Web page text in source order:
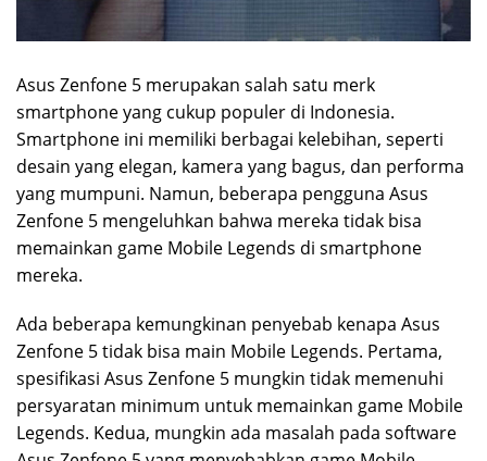
Asus Zenfone 5 merupakan salah satu merk
smartphone yang cukup populer di Indonesia.
Smartphone ini memiliki berbagai kelebihan, seperti
desain yang elegan, kamera yang bagus, dan performa
yang mumpuni. Namun, beberapa pengguna Asus
Zenfone 5 mengeluhkan bahwa mereka tidak bisa
memainkan game Mobile Legends di smartphone
mereka.
Ada beberapa kemungkinan penyebab kenapa Asus
Zenfone 5 tidak bisa main Mobile Legends. Pertama,
spesifikasi Asus Zenfone 5 mungkin tidak memenuhi
persyaratan minimum untuk memainkan game Mobile
Legends. Kedua, mungkin ada masalah pada software